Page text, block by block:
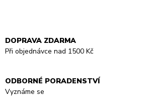
DOPRAVA ZDARMA
Při objednávce nad 1500 Kč
ODBORNÉ PORADENSTVÍ
Vyznáme se